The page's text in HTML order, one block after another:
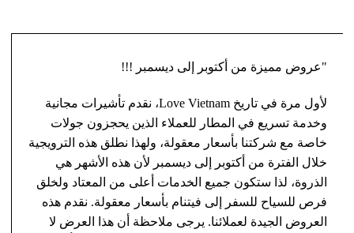
"عروض مميزة من أكتوبر إلى ديسمبر !!!
لأول مرة في تاريخ Love Vietnam، نقدم تأشيرات مجانية
وخدمة تسريع في المطار للعملاء الذين يحجزون جولات
خاصة مع شركتنا بأسعار معقولة، ولهذا نطلق هذه الترويجية
خلال الفترة من أكتوبر إلى ديسمبر لأن هذه الأشهر هي
الذروة، لذا ستكون جميع الخدمات أعلى من المعتاد ولخلق
فرص للسياح للسفر إلى فيتنام بأسعار معقولة. نقدم هذه
العروض الجيدة لعملائنا. يرجى ملاحظة أن هذا العرض لا